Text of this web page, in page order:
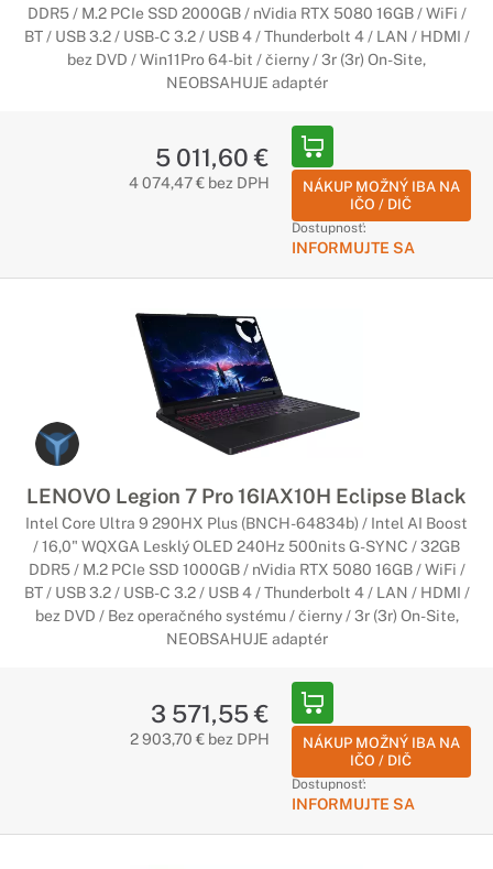
DDR5 / M.2 PCIe SSD 2000GB / nVidia RTX 5080 16GB / WiFi /
BT / USB 3.2 / USB-C 3.2 / USB 4 / Thunderbolt 4 / LAN / HDMI /
bez DVD / Win11Pro 64-bit / čierny / 3r (3r) On-Site,
NEOBSAHUJE adaptér
5 011,60 €
4 074,47 € bez DPH
NÁKUP MOŽNÝ IBA NA
IČO / DIČ
Dostupnosť:
INFORMUJTE SA
LENOVO Legion 7 Pro 16IAX10H Eclipse Black
Intel Core Ultra 9 290HX Plus (BNCH-64834b) / Intel AI Boost
/ 16,0" WQXGA Lesklý OLED 240Hz 500nits G-SYNC / 32GB
DDR5 / M.2 PCIe SSD 1000GB / nVidia RTX 5080 16GB / WiFi /
BT / USB 3.2 / USB-C 3.2 / USB 4 / Thunderbolt 4 / LAN / HDMI /
bez DVD / Bez operačného systému / čierny / 3r (3r) On-Site,
NEOBSAHUJE adaptér
3 571,55 €
2 903,70 € bez DPH
NÁKUP MOŽNÝ IBA NA
IČO / DIČ
Dostupnosť:
INFORMUJTE SA